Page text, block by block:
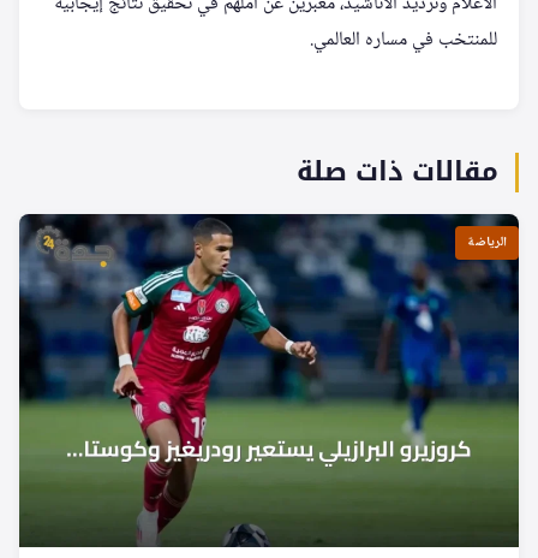
للمنتخب في مساره العالمي.
مقالات ذات صلة
الرياضة